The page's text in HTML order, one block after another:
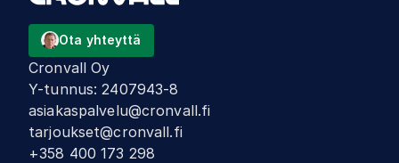
Ota yhteyttä
Cronvall Oy
Y-tunnus:2407943-8
asiakaspalvelu@cronvall.fi
tarjoukset@cronvall.fi
+358 400 173 298